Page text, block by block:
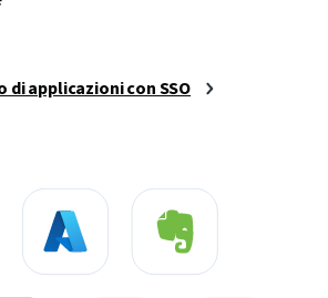
applicazioni con SSO